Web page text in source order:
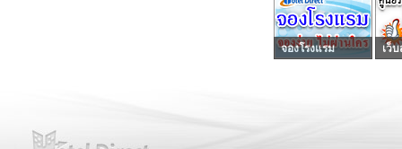
จองโรงแรม เว็